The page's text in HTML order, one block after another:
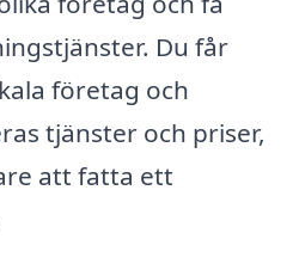
Du får
företag och
tjänster och priser,
att fatta ett